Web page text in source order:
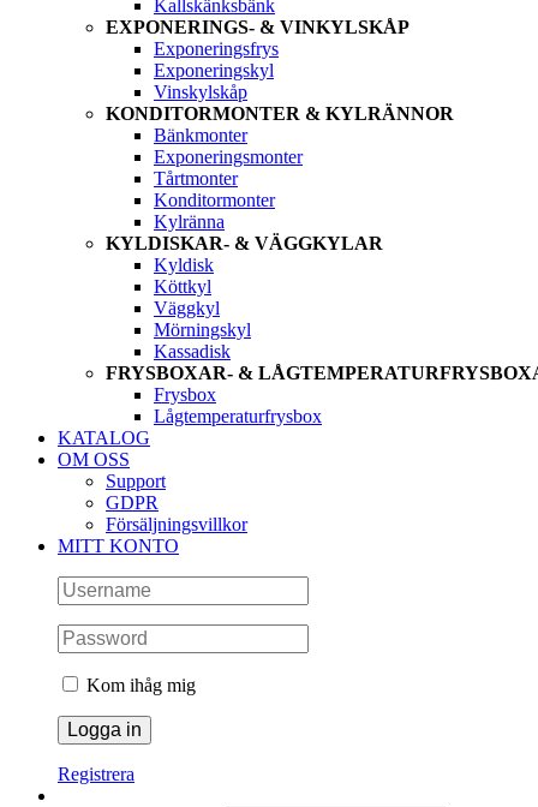
Kallskänksbänk
EXPONERINGS- & VINKYLSKÅP
Exponeringsfrys
Exponeringskyl
Vinskylskåp
KONDITORMONTER & KYLRÄNNOR
Bänkmonter
Exponeringsmonter
Tårtmonter
Konditormonter
Kylränna
KYLDISKAR- & VÄGGKYLAR
Kyldisk
Köttkyl
Väggkyl
Mörningskyl
Kassadisk
FRYSBOXAR- &
Frysbox
Lågtemperaturfrysbox
KATALOG
OM OSS
Support
GDPR
Försäljningsvillkor
MITT KONTO
Kom ihåg mig
Registrera